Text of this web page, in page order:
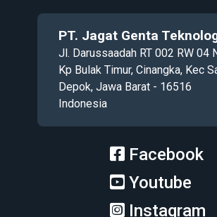
PT. Jagat Genta
Jl. Darussaadah RT 002 RW 04
Kp Bulak Timur, Cinangka, Kec
Depok, Jawa Barat - 16516
Indonesia
Facebook
Youtube
Instagram